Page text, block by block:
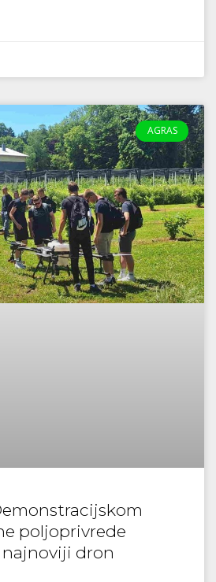
AGRAS
poljoprivrede
dron